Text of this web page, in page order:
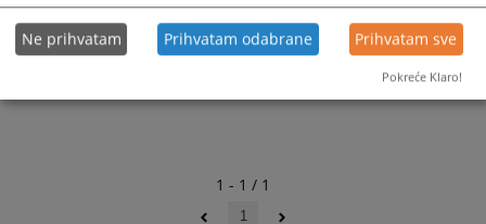
1 - 1 / 1
1
Ne prihvatam Prihvatam odabrane Prihvatam sve
Pokreće Klaro!